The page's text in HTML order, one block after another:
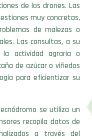
de los drones. Las
muy concretas,
de malezas o
Las consultas, a su
actividad agraria o
de azúcar o viñedos
para eficientizar su
se utiliza un
recopila datos de
a través del